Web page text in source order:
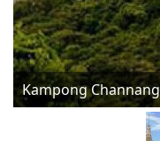
Kampong Channang